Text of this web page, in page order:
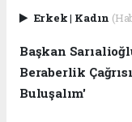
Erkek| Kadın
Başkan
Beraberlik
Buluşalım'